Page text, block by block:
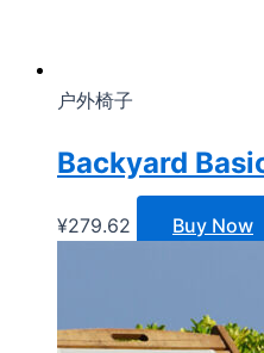
户外椅子
Backyard
¥279.62 Buy Now